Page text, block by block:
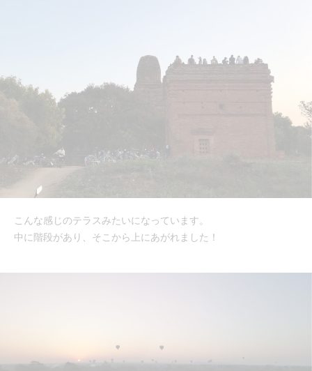
こんな感じのテラスみたいになっています。
中に階段があり、そこから上にあがれました！